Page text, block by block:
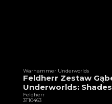
Warhammer Underworlds
Feldherr Zestaw
Underworlds:
Feldherr
3T10463